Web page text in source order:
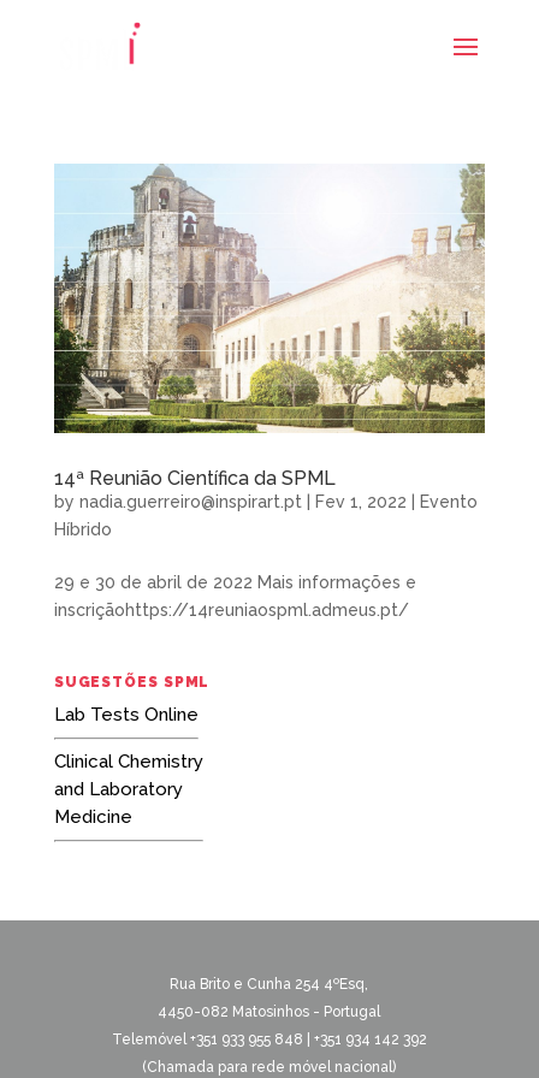
14ª Reunião Científica da SPML
by nadia.guerreiro@inspirart.pt Fev 1, 2022
Evento
Híbrido
29 e 30 de abril de 2022 Mais informações e
inscriçãohttps://14reuniaospml.admeus.pt/
SUGESTÕES SPML
Lab Tests Online
Clinical Chemistry
and Laboratory
Medicine
Rua Brito e Cunha 254 4ºEsq,
4450-082 Matosinhos - Portugal
Telemóvel +351 933 955 848 | +351 934 142 392
(Chamada para rede móvel nacional)